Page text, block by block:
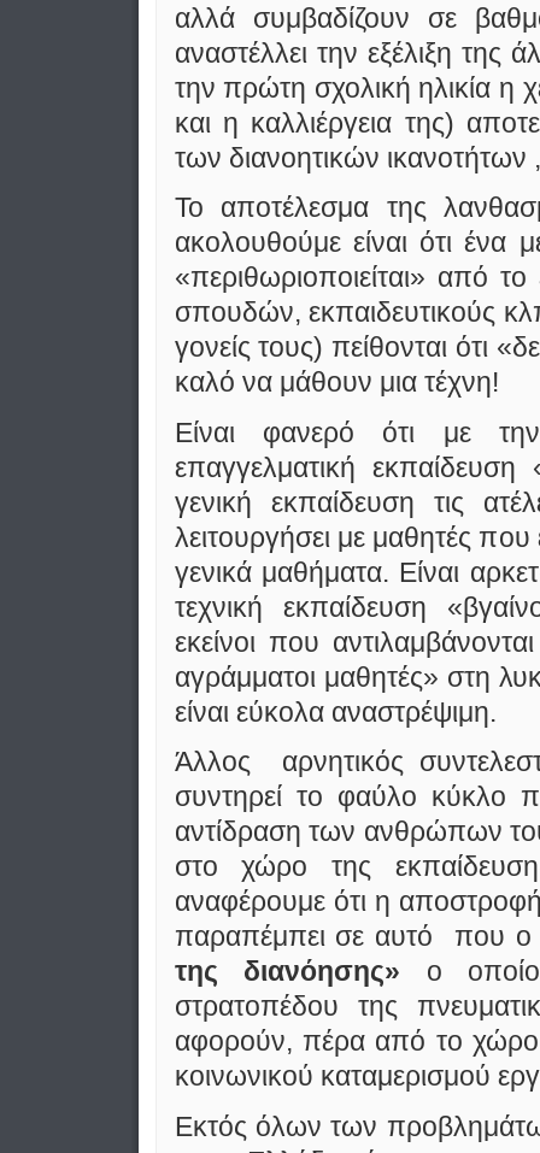
αλλά συμβαδίζουν σε
αναστέλλει την εξέλιξη της
την πρώτη σχολική ηλικία η
και η καλλιέργεια της)
των διανοητικών ικανοτήτων
Το αποτέλεσμα της
ακολουθούμε είναι ότι ένα
«περιθωριοποιείται» από
σπουδών, εκπαιδευτικούς
γονείς τους) πείθονται ότι
καλό να μάθουν μια τέχνη!
Είναι φανερό ότι με
επαγγελματική
γενική εκπαίδευση τις
λειτουργήσει με μαθητές που
γενικά μαθήματα. Είναι
τεχνική εκπαίδευση
εκείνοι που
αγράμματοι μαθητές» στη
είναι εύκολα αναστρέψιμη.
Άλλος αρνητικός
συντηρεί το φαύλο κύκλο
αντίδραση των ανθρώπων
στο χώρο της
αναφέρουμε ότι η
παραπέμπει σε αυτό που
της διανόησης» ο
στρατοπέδου της
αφορούν, πέρα από το χώρο
κοινωνικού καταμερισμού
Εκτός όλων των